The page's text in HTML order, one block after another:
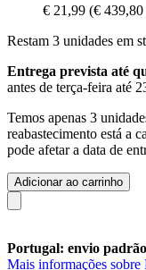
€ 21,99 (€
Restam 3 unidades em
Entrega prevista até
antes de terça-feira até
Temos apenas 3
reabastecimento está a
pode afetar a data de
Adicionar ao carrinho
Portugal: envio
Mais informações